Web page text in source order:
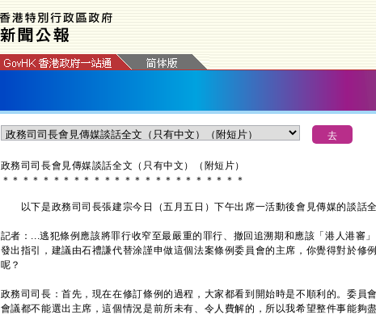
政務司司長會見傳媒談話全文（只有中文）（附短片）
＊ ＊ ＊ ＊ ＊ ＊ ＊ ＊ ＊ ＊ ＊ ＊ ＊ ＊ ＊ ＊ ＊ ＊ ＊ ＊ ＊ ＊ ＊ ＊
以下是政務司司長張建宗今日（五月五日）下午出席一活動後會見傳媒的談話全
記者：...逃犯條例應該將罪行收窄至最嚴重的罪行、撤回追溯期和應該「港人港審
發出指引，建議由石禮謙代替涂謹申做這個法案條例委員會的主席，你覺得對於修
呢？
政務司司長：首先，現在在修訂條例的過程，大家都看到開始時是不順利的。委員
會議都不能選出主席，這個情況是前所未有、令人費解的，所以我希望整件事能夠